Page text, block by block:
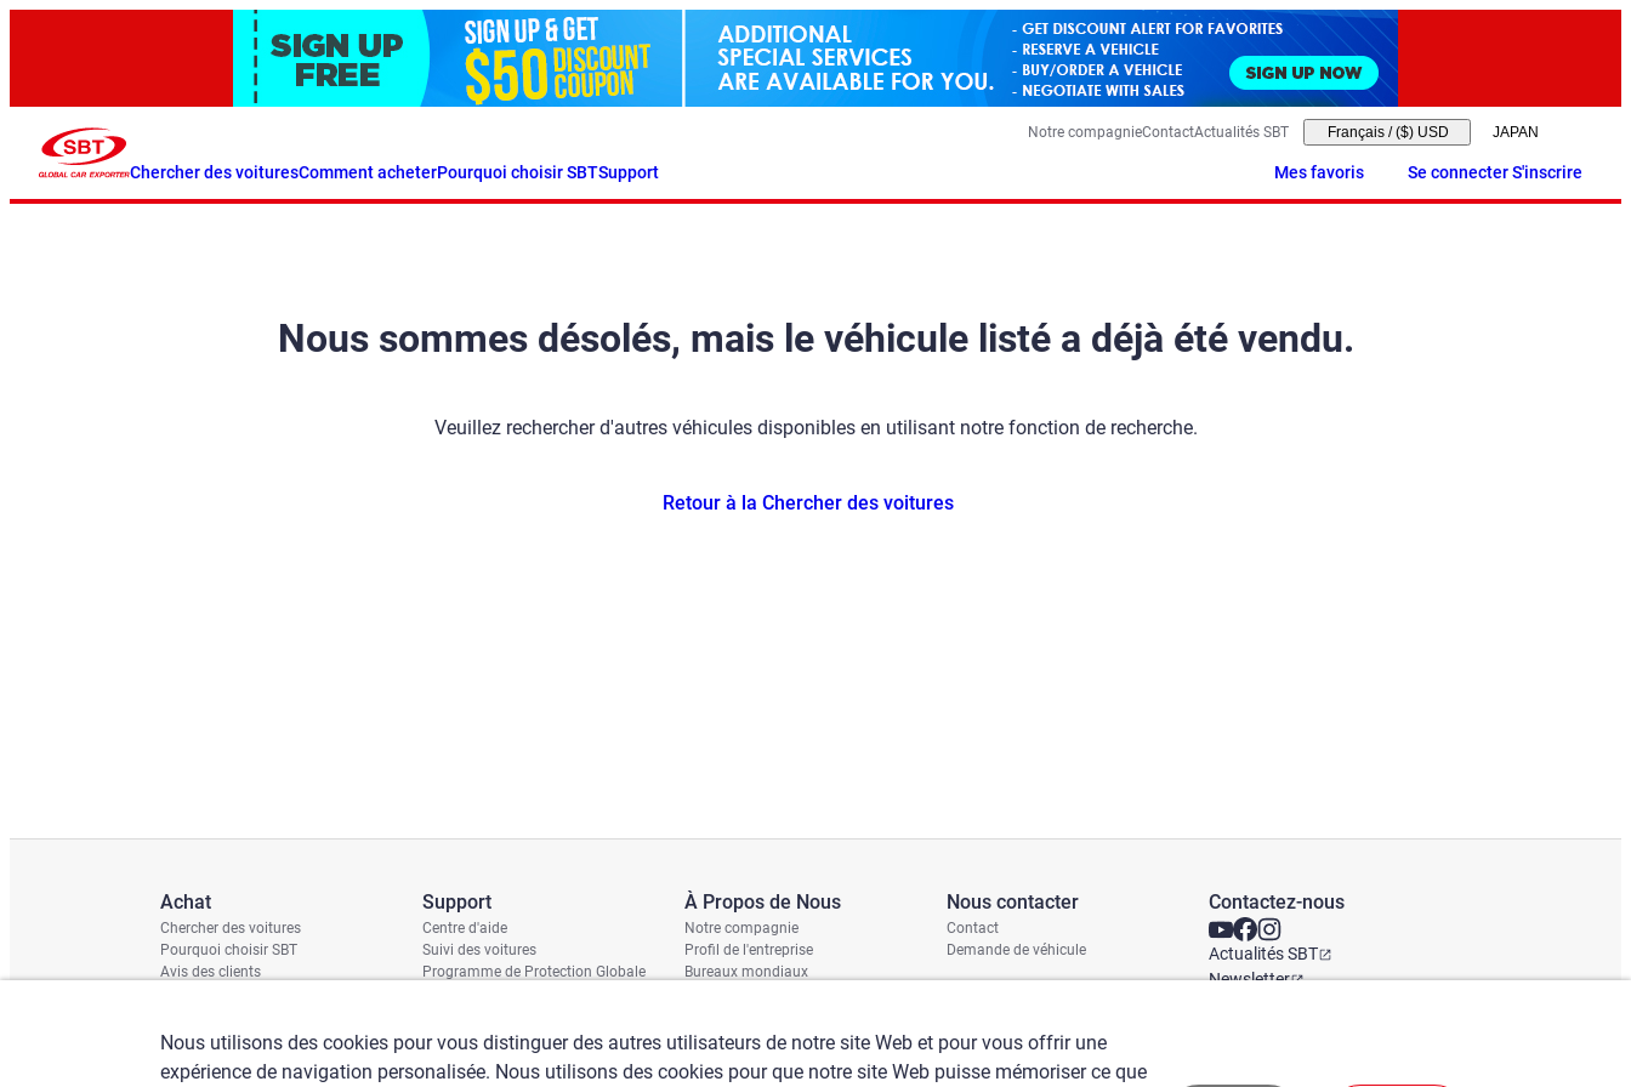
Chercher des voituresComment acheterPourquoi choisir SBTSupport
Notre compagnieContactActualités SBT Français / ($) USD
Mes favoris Se connecter S'inscrire
Nous sommes désolés, mais le véhicule listé a déjà été vendu.
Veuillez rechercher d'autres véhicules disponibles en utilisant notre fonction de recherche.
Retour à la Chercher des voitures
Achat
Chercher des voitures
Pourquoi choisir SBT
Avis des clients
Support
Centre d'aide
Suivi des voitures
Programme de Protection Globale
Contrôle du châssis
À Propos de Nous
Notre compagnie
Profil de l'entreprise
Bureaux mondiaux
Nous contacter
Contact
Demande de véhicule
Contactez-nous
Actualités SBT
Newsletter
Nous utilisons des cookies pour vous distinguer des autres utilisateurs de notre site Web et pour vous offrir une
expérience de navigation personalisée. Nous utilisons des cookies pour que notre site Web puisse mémoriser ce que